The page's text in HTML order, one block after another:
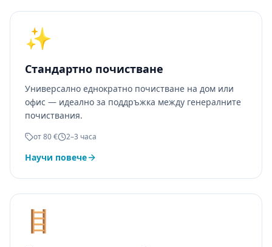
✨
Стандартно почистване
Универсално еднократно почистване на дом или
офис — идеално за поддръжка между генералните
почиствания.
от 80 € 2–3 часа
Научи повече
🪜